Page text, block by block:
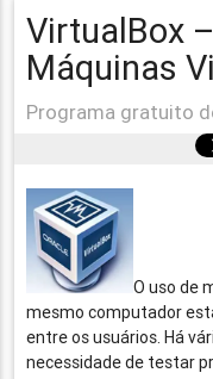
VirtualBox
Máquinas
Programa gratuito
O uso de
mesmo computador
entre os usuários. Há
necessidade de testar